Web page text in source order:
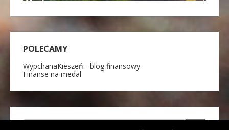
POLECAMY
WypchanaKieszeń - blog finansowy
Finanse na medal